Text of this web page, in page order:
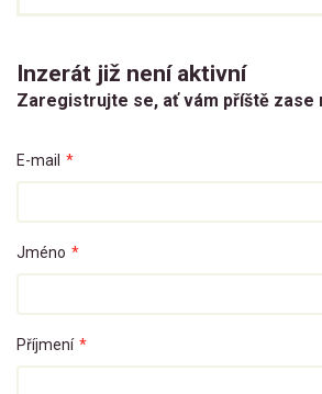
Inzerát již není aktivní
Zaregistrujte se, ať vám příště zase
E-mail *
Jméno *
Příjmení *